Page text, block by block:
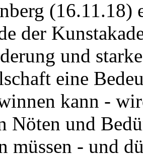
(16.11.18)
der
und
eine
kann -
Nöten und
müssen - und